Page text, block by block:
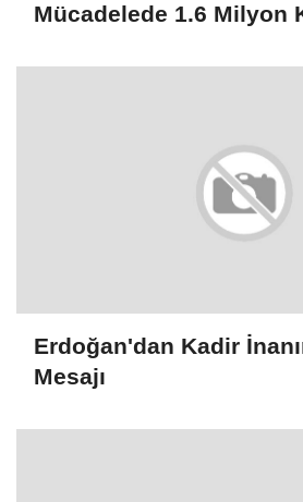
Mücadelede 1.6 Milyon
Erdoğan'dan Kadir
Mesajı